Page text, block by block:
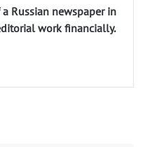
Russian newspaper in
work financially.